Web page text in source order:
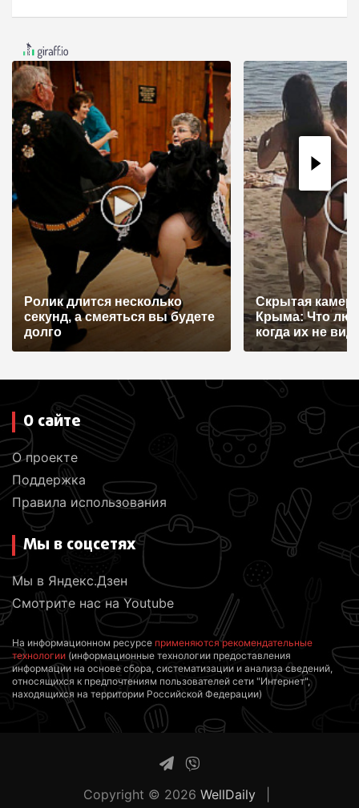
Ролик длится несколько
секунд, а смеяться вы будете
долго
Скрытая
Крыма: Что
когда их не
О сайте
О проекте
Поддержка
Правила использования
Мы в соцсетях
Мы в Яндекс.Дзен
Смотрите нас на Youtube
На информационном ресурсе применяются рекомендательные
технологии (информационные технологии предоставления
информации на основе сбора, систематизации и анализа сведений,
относящихся к предпочтениям пользователей сети "Интернет",
находящихся на территории Российской Федерации)
Copyright © 2026 WellDaily